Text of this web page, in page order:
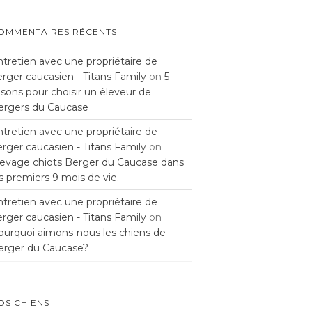
RÉCENTS
avec une propriétaire de
caucasien - Titans Familyon 5
pour choisir un éleveur de
du Caucase
avec une propriétaire de
caucasien - Titans Familyon
chiots Berger du Caucase dans
premiers 9 mois de vie.
avec une propriétaire de
caucasien - Titans Familyon
aimons-nous les chiens de
du Caucase?
CHIENS